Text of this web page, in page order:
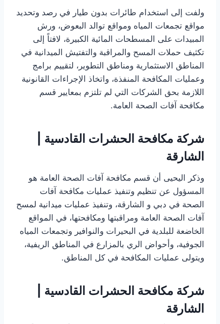
ولفت إلى استخدام طائرات بدون طيار في رصد وتحديد
مواقع تجمعات المياه ومواقع توالد البعوض، ورش
المبيدات على المسطحات المائية الكبيرة، لافتاً إلى
تكثيف حملات المسح والمراقبة والتفتيش الميدانية في
المناطق الاستثمارية ومناطق التطوير، لتقييم برامج
وعمليات المكافحة المنفذة، واتخاذ الإجراءات القانونية
اللازمة بحق الشركات التي لم تلتزم بمعايير قسم
مكافحة آفات الصحة العامة.
شركة مكافحة الحشرات القادسية |
الشارقة
وذكر اليحيى أن قسم مكافحة آفات الصحة العامة هو
المسؤول عن تنظيم وتنفيذ عمليات مكافحة آفات
الصحة في دبي و الشارقة، وتنفيذ عمليات ميدانية لمسح
آفات الصحة العامة ومراقبتها ومكافحتها، في المواقع
الخاضعة للبلدية في البحيرات والنوافير وتجمعات المياه
الجوفية، وأحواض الري بالمزارع في المناطق الريفية،
ويتولى عمليات المكافحة في كل المناطق.
شركة مكافحة الحشرات القادسية |
الشارقة